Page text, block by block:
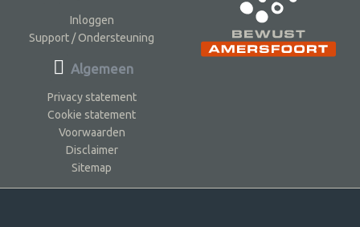
Inloggen
Support / Ondersteuning
Algemeen
Privacy statement
Cookie statement
Voorwaarden
Disclaimer
Sitemap